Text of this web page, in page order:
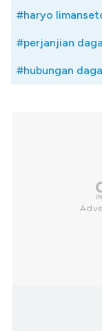
#haryo
#perjanjian
#hubungan